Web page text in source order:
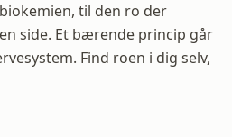
til den ro der
side. Et bærende princip går
Find roen i dig selv,